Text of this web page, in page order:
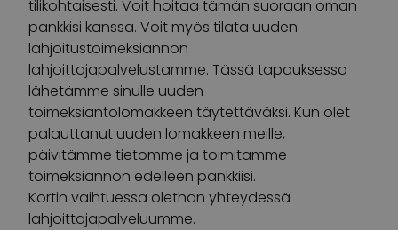
tilikohtaisesti. Voit hoitaa tämän suoraan oman
pankkisi kanssa. Voit myös tilata uuden
lahjoitustoimeksiannon
lahjoittajapalvelustamme. Tässä tapauksessa
lähetämme sinulle uuden
toimeksiantolomakkeen täytettäväksi. Kun olet
palauttanut uuden lomakkeen meille,
päivitämme tietomme ja toimitamme
toimeksiannon edelleen pankkiisi.
Kortin vaihtuessa olethan yhteydessä
lahjoittajapalveluumme.